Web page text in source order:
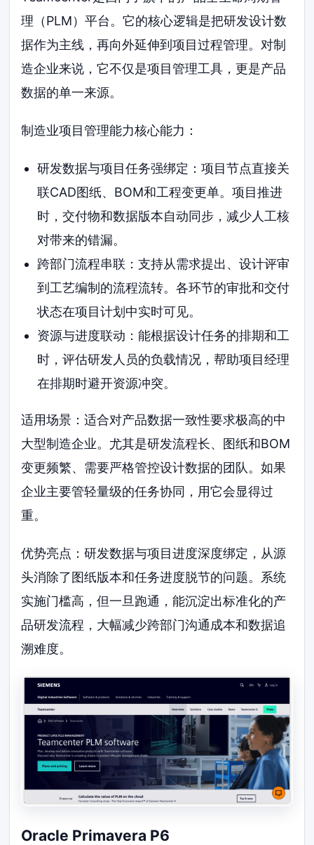
理（PLM）平台。它的核心逻辑是把研发设计数
据作为主线，再向外延伸到项目过程管理。对制
造企业来说，它不仅是项目管理工具，更是产品
数据的单一来源。
制造业项目管理能力核心能力：
研发数据与项目任务强绑定：项目节点直接关
联CAD图纸、BOM和工程变更单。项目推进
时，交付物和数据版本自动同步，减少人工核
对带来的错漏。
跨部门流程串联：支持从需求提出、设计评审
到工艺编制的流程流转。各环节的审批和交付
状态在项目计划中实时可见。
资源与进度联动：能根据设计任务的排期和工
时，评估研发人员的负载情况，帮助项目经理
在排期时避开资源冲突。
适用场景：适合对产品数据一致性要求极高的中
大型制造企业。尤其是研发流程长、图纸和BOM
变更频繁、需要严格管控设计数据的团队。如果
企业主要管轻量级的任务协同，用它会显得过
重。
优势亮点：研发数据与项目进度深度绑定，从源
头消除了图纸版本和任务进度脱节的问题。系统
实施门槛高，但一旦跑通，能沉淀出标准化的产
品研发流程，大幅减少跨部门沟通成本和数据追
溯难度。
Oracle Primavera P6